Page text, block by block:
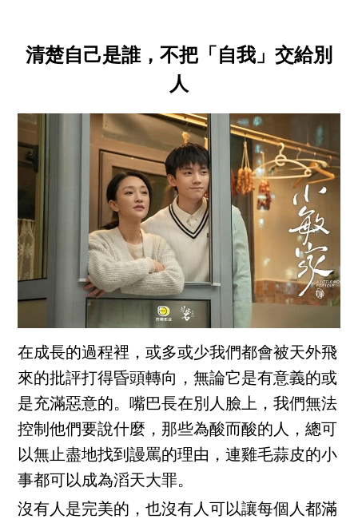
清楚自己是誰，不把「自我」交給別
人
在成長的過程裡，或多或少我們都會被天外飛
來的批評打得昏頭轉向，無論它是有意義的或
是充滿惡意的。嘴巴長在別人臉上，我們無法
控制他們要說什麼，那些為酸而酸的人，總可
以無止盡地找到謾罵的理由，連雞毛蒜皮的小
事都可以成為滔天大罪。
沒有人是完美的，也沒有人可以讓每個人都滿